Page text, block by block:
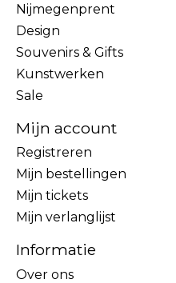
Nijmegenprent
Design
Souvenirs & Gifts
Kunstwerken
Sale
Mijn account
Registreren
Mijn bestellingen
Mijn tickets
Mijn verlanglijst
Informatie
Over ons